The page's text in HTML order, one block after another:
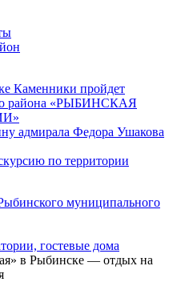
Каменники пройдет
района «РЫБИНСКАЯ
адмирала Федора Ушакова
по территории
муниципального
гостевые дома
в Рыбинске — отдых на